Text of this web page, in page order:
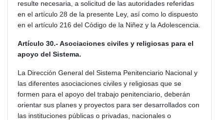
resulte necesaria, a solicitud de las autoridades referidas
en el artículo 28 de la presente Ley, así como lo dispuesto
en el artículo 216 del Código de la Niñez y la Adolescencia.
Artículo 30.- Asociaciones civiles y religiosas para el
apoyo del Sistema.
La Dirección General del Sistema Penitenciario Nacional y
las diferentes asociaciones civiles y religiosas que se
formen para el apoyo del trabajo penitenciario, deberán
orientar sus planes y proyectos para ser desarrollados con
las instituciones públicas o privadas, nacionales o